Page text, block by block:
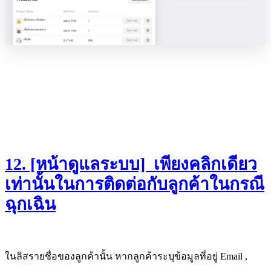
12. [หน้าดูแลระบบ] เพียงคลิกเดียว
เท่านั้นในการติดต่อกับลูกค้าในกรณี
ฉุกเฉิน
ในลิสรายชื่อของลูกค้านั้น หากลูกค้าระบุข้อมูลที่อยู่ Email ,